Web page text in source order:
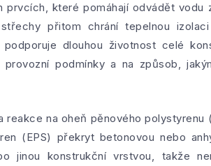
prvcích, které pomáhají odvádět
přitom chrání tepelnou
podporuje dlouhou životnost celé
provozní podmínky a na způsob,
na oheň pěnového polystyrenu
(EPS) překryt betonovou nebo
jinou konstrukční vrstvou, takže